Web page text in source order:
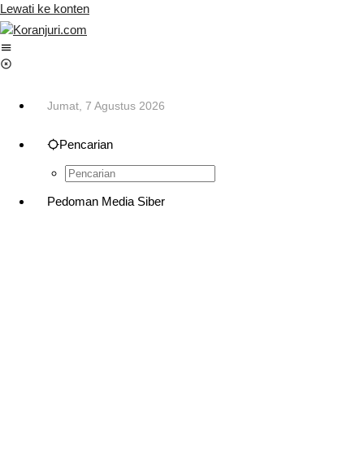
Lewati ke konten
Jumat, 7 Agustus 2026
Pencarian
Pedoman Media Siber